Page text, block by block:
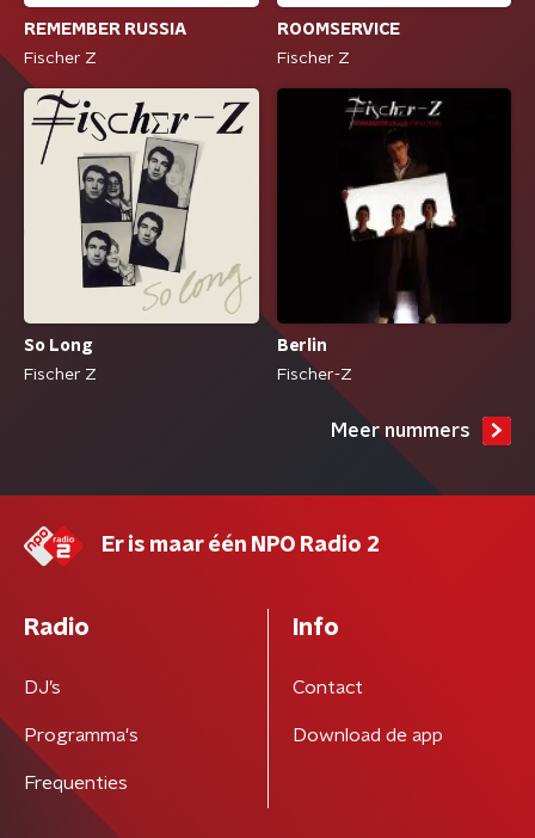
REMEMBER RUSSIA
Fischer Z
ROOMSERVICE
Fischer Z
So Long
Fischer Z
Berlin
Fischer-Z
Meer nummers
Er is maar één NPO Radio 2
Radio
DJ’s
Programma's
Frequenties
Info
Contact
Download de app